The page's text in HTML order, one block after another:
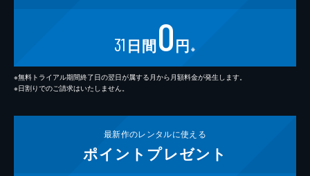
31 日間0円 ※
※無料トライアル期間終了日の翌日が属する月から月額料金が発生します。
※日割りでのご請求はいたしません。
最新作のレンタルに使える
ポイント プレゼント